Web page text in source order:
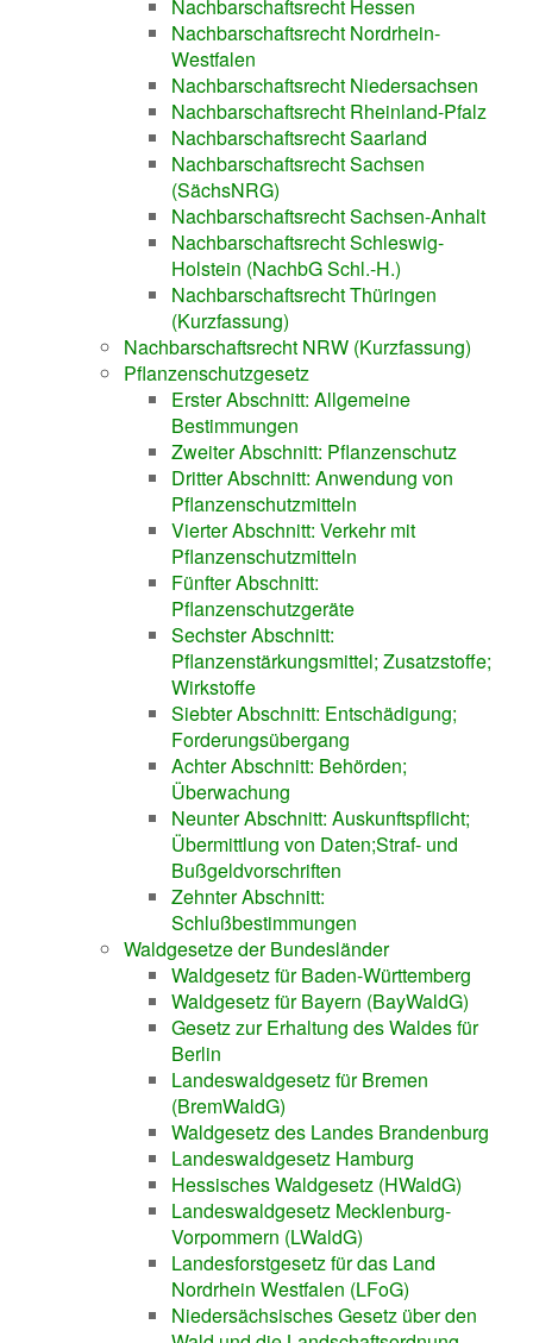
Nachbarschaftsrecht Hessen
Nachbarschaftsrecht Nordrhein-
Westfalen
Nachbarschaftsrecht Niedersachsen
Nachbarschaftsrecht Rheinland-Pfalz
Nachbarschaftsrecht Saarland
Nachbarschaftsrecht Sachsen
(SächsNRG)
Nachbarschaftsrecht Sachsen-Anhalt
Nachbarschaftsrecht Schleswig-
Holstein (NachbG Schl.-H.)
Nachbarschaftsrecht Thüringen
(Kurzfassung)
Nachbarschaftsrecht NRW (Kurzfassung)
Pflanzenschutzgesetz
Erster Abschnitt: Allgemeine
Bestimmungen
Zweiter Abschnitt: Pflanzenschutz
Dritter Abschnitt: Anwendung von
Pflanzenschutzmitteln
Vierter Abschnitt: Verkehr mit
Pflanzenschutzmitteln
Fünfter Abschnitt:
Pflanzenschutzgeräte
Sechster Abschnitt:
Pflanzenstärkungsmittel; Zusatzstoffe;
Wirkstoffe
Siebter Abschnitt: Entschädigung;
Forderungsübergang
Achter Abschnitt: Behörden;
Überwachung
Neunter Abschnitt: Auskunftspflicht;
Übermittlung von Daten;Straf- und
Bußgeldvorschriften
Zehnter Abschnitt:
Schlußbestimmungen
Waldgesetze der Bundesländer
Waldgesetz für Baden-Württemberg
Waldgesetz für Bayern (BayWaldG)
Gesetz zur Erhaltung des Waldes für
Berlin
Landeswaldgesetz für Bremen
(BremWaldG)
Waldgesetz des Landes Brandenburg
Landeswaldgesetz Hamburg
Hessisches Waldgesetz (HWaldG)
Landeswaldgesetz Mecklenburg-
Vorpommern (LWaldG)
Landesforstgesetz für das Land
Nordrhein Westfalen (LFoG)
Niedersächsisches Gesetz über den